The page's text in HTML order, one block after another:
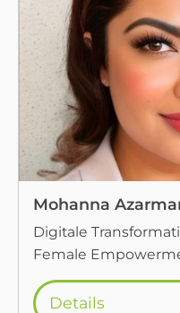
Mohanna
Digitale
Female
Details